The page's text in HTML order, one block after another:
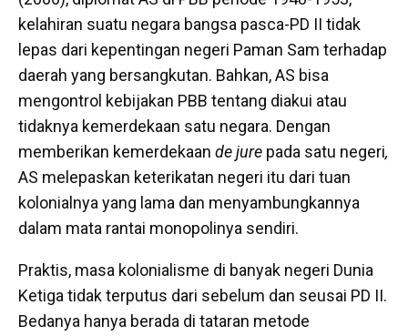
kelahiran suatu negara bangsa pasca-PD II tidak
lepas dari kepentingan negeri Paman Sam terhadap
daerah yang bersangkutan. Bahkan, AS bisa
mengontrol kebijakan PBB tentang diakui atau
tidaknya kemerdekaan satu negara. Dengan
memberikan kemerdekaan de jure pada satu negeri,
AS melepaskan keterikatan negeri itu dari tuan
kolonialnya yang lama dan menyambungkannya
dalam mata rantai monopolinya sendiri.
Praktis, masa kolonialisme di banyak negeri Dunia
Ketiga tidak terputus dari sebelum dan seusai PD II.
Bedanya hanya berada di tataran metode